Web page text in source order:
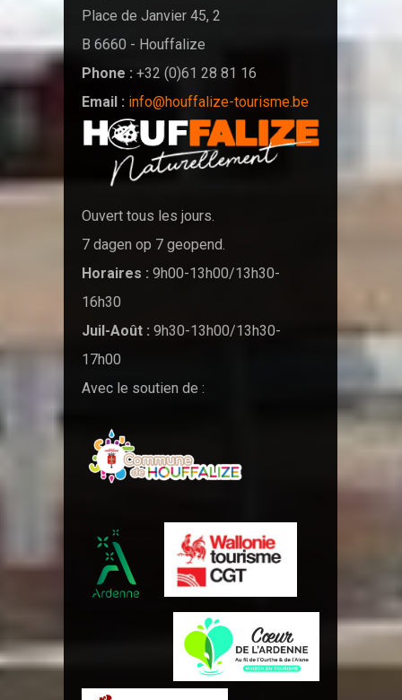
Place de Janvier 45, 2
B 6660 - Houffalize
Phone : +32 (0)61 28 81 16
Email : info@houffalize-tourisme.be
Ouvert tous les jours.
7 dagen op 7 geopend.
Horaires : 9h00-13h00/13h30-
16h30
Juil-Août : 9h30-13h00/13h30-
17h00
Avec le soutien de :